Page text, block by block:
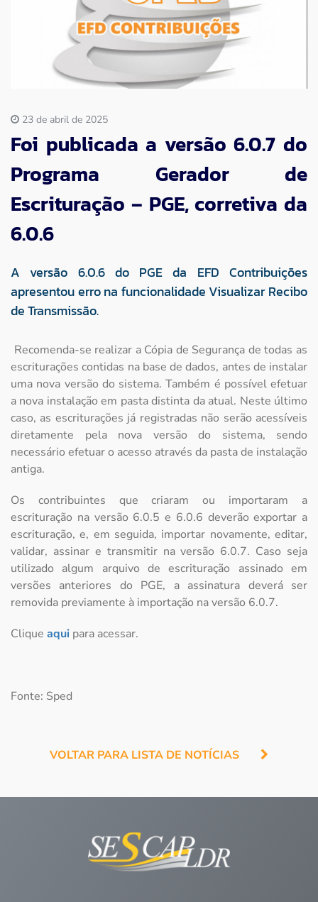
Imprensa
Contato
23 de abril de 2025
Foi publicada a versão 6.0.7 do
Programa Gerador de
Escrituração – PGE, corretiva da
6.0.6
A versão 6.0.6 do PGE da EFD Contribuições
apresentou erro na funcionalidade Visualizar Recibo
de Transmissão.
Recomenda-se realizar a Cópia de Segurança de todas as
escriturações contidas na base de dados, antes de instalar
uma nova versão do sistema. Também é possível efetuar
a nova instalação em pasta distinta da atual. Neste último
caso, as escriturações já registradas não serão acessíveis
diretamente pela nova versão do sistema, sendo
necessário efetuar o acesso através da pasta de instalação
antiga.
Os contribuintes que criaram ou importaram a
escrituração na versão 6.0.5 e 6.0.6 deverão exportar a
escrituração, e, em seguida, importar novamente, editar,
validar, assinar e transmitir na versão 6.0.7. Caso seja
utilizado algum arquivo de escrituração assinado em
versões anteriores do PGE, a assinatura deverá ser
removida previamente à importação na versão 6.0.7.
Clique aqui para acessar.
Fonte: Sped
VOLTAR PARA LISTA DE NOTÍCIAS